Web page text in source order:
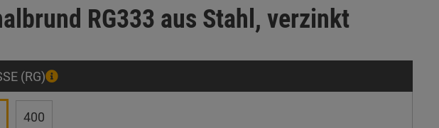
RG333 aus Stahl, verzinkt
(RG)
400